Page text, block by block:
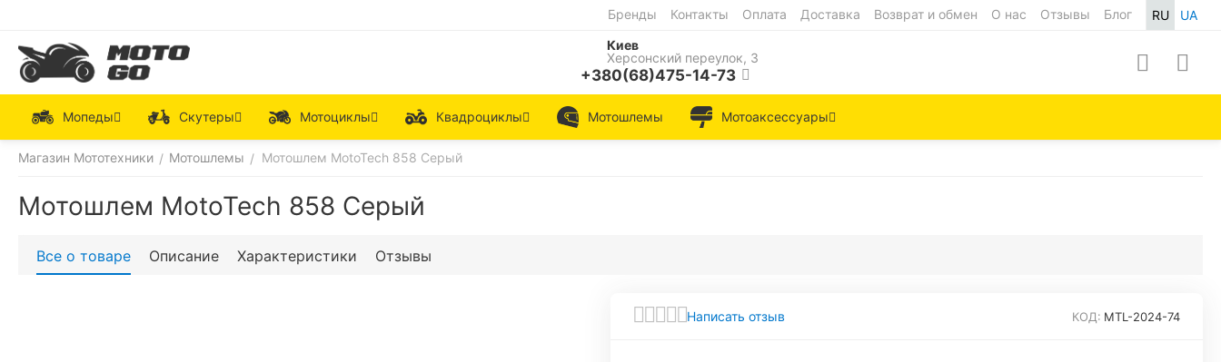
RU UA
Бренды Контакты Оплата Доставка Возврат и обмен О нас Отзывы
Блог
Киев
Херсонский переулок, 3
+380(68)475-14-73
Мопеды Скутеры Мотоциклы Квадроциклы Мотошлемы Мотоаксессуары
Магазин Мототехники / Мотошлемы / Мотошлем MotoTech 858 Серый
Мотошлем MotoTech 858 Серый
Все о товаре Описание Характеристики Отзывы
Написать отзыв КОД: MTL-2024-74